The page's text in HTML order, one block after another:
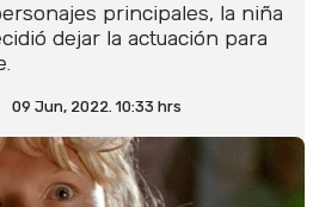
principales, la niña
dejar la actuación para
09 Jun, 2022. 10:33 hrs